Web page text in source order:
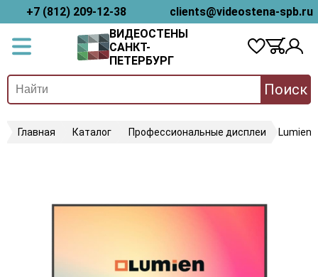
+7 (812) 209-12-38
clients@videostena-spb.ru
ВИДЕОСТЕНЫ
САНКТ-
ПЕТЕРБУРГ
Поиск
Главная Каталог Профессиональные дисплеи Lumien